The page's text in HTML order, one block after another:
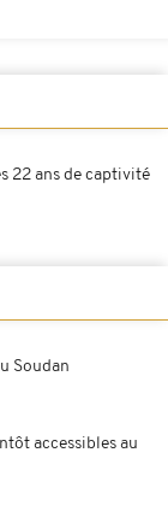
22 ans de captivité
Soudan
accessibles au